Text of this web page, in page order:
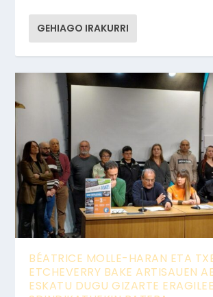
GEHIAGO IRAKURRI
BÉATRICE MOLLE-HARAN ETA
ETCHEVERRY BAKE ARTISAUEN
ESKATU DUGU GIZARTE